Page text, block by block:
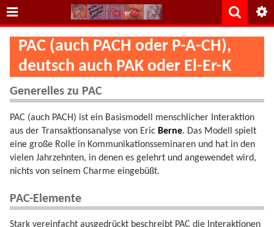
PAC (auch PACH oder P-A-CH),
deutsch auch PAK oder El-Er-K
Generelles zu PAC
PAC (auch PACH) ist ein Basismodell menschlicher Interaktion
aus der Transaktionsanalyse von Eric Berne. Das Modell spielt
eine große Rolle in Kommunikationsseminaren und hat in den
vielen Jahrzehnten, in denen es gelehrt und angewendet wird,
nichts von seinem Charme eingebüßt.
PAC-Elemente
Stark vereinfacht ausgedrückt beschreibt PAC die Interaktionen